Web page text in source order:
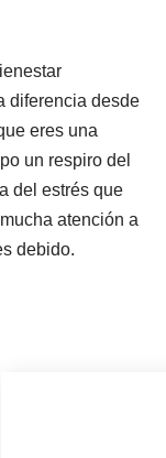
diferencia desde
eres una
un respiro del
del estrés que
atención a
debido.